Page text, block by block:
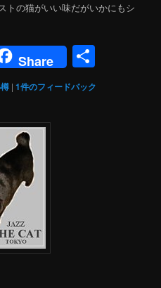
トの猫がいい味だがいかにもシ
Share
有
|1件のフィードバック